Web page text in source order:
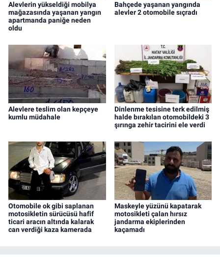
Alevlerin yükseldiği mobilya
mağazasında yaşanan yangın
apartmanda paniğe neden
oldu
Bahçede yaşanan yangında
alevler 2 otomobile sıçradı
Alevlere teslim olan kepçeye
kumlu müdahale
Dinlenme tesisine terk edilmiş
halde bırakılan otomobildeki 3
şırınga zehir tacirini ele verdi
Otomobile ok gibi saplanan
motosikletin sürücüsü hafif
ticari aracın altında kalarak
can verdiği kaza kamerada
Maskeyle yüzünü kapatarak
motosikleti çalan hırsız
jandarma ekiplerinden
kaçamadı